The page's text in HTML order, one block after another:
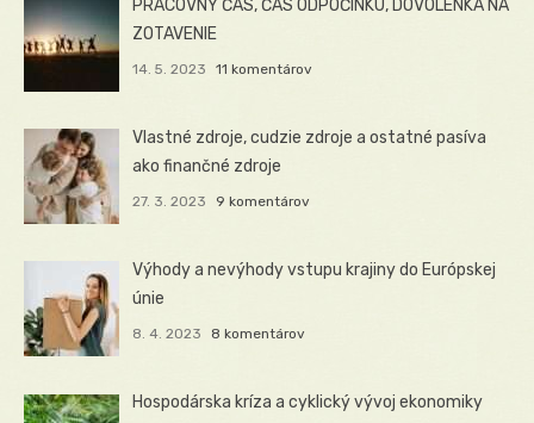
PRACOVNÝ ČAS, ČAS ODPOČINKU, DOVOLENKA NA
ZOTAVENIE
14. 5. 2023 11 komentárov
Vlastné zdroje, cudzie zdroje a ostatné pasíva
ako finančné zdroje
27. 3. 2023 9 komentárov
Výhody a nevýhody vstupu krajiny do Európskej
únie
8. 4. 2023 8 komentárov
Hospodárska kríza a cyklický vývoj ekonomiky